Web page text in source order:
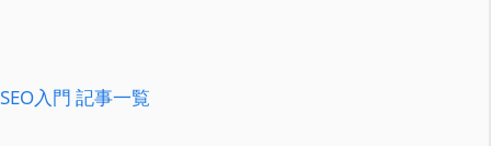
SEO入門 記事一覧